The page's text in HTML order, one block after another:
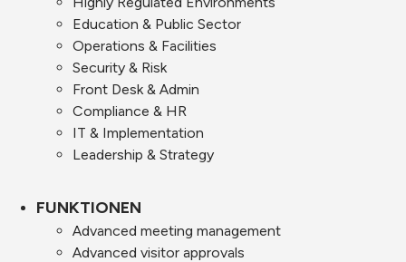
Education & Public Sector
Operations & Facilities
Security & Risk
Front Desk & Admin
Compliance & HR
IT & Implementation
Leadership & Strategy
FUNKTIONEN
Advanced meeting management
Advanced visitor approvals